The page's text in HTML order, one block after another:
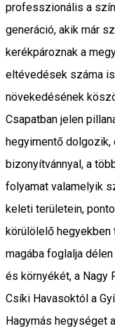
professzionális a
generáció, akik már
kerékpároznak a
eltévedések száma
növekedésének
Csapatban jelen
hegyimentő
bizonyítvánnyal, a
folyamat valamelyik
keleti területein,
körülölelő
magába foglalja
és környékét, a Nagy
Csíki Havasoktól a
Hagymás hegységet